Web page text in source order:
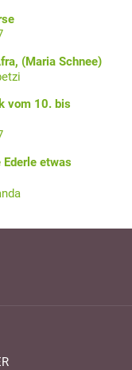
(Maria Schnee)
vom 10. bis
etwas